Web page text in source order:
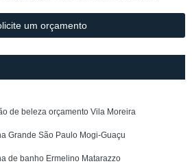
um orçamento
de beleza orçamento Vila Moreira
Grande São Paulo Mogi-Guaçu
de banho Ermelino Matarazzo